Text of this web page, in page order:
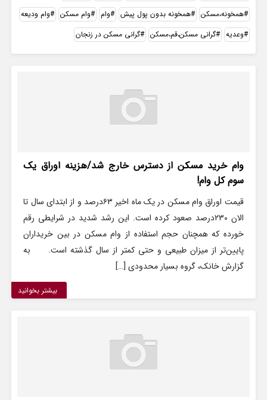
همخونه،مسکن
همخونه بدون پول پیش وام وام مسکن
وام ودیعه
وعدیه
گرانی مسکن،قم،مسکن گرانی مسکن در زنجان
وام خرید مسکن از دسترس خارج شد/هزینه اوراق یک
سوم کل وام!
قیمت اوراق وام مسکن در یک ماه اخیر ۶۳درصد و از ابتدای سال تا
الان ۲۳۰درصد صعود کرده است. این رشد شدید در شرایطی رقم
خورده که همچنان حجم استفاده از وام مسکن در بین خریداران
پایین‌تر از میزان طبیعی و حتی کمتر از سال گذشته است. به
گزارش خانک، گروه بسیار محدودی […]
بیشتر بخوانید